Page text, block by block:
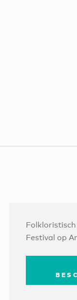
Festival op